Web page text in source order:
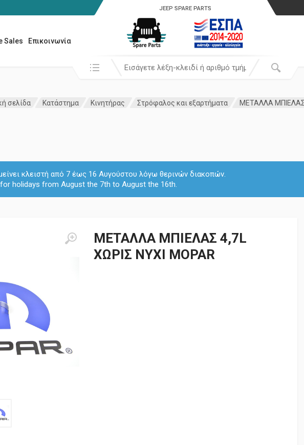
Sales Επικοινωνία
JEEP SPARE PARTS
Αναζήτησή σε:
σελίδα Κατάστημα Κινητήρας Στρόφαλος και εξαρτήματα ΜΕΤΑΛΛΑ ΜΠΙΕΛΑΣ
κλειστή από 7 έως 16 Αυγούστου λόγω θερινών διακοπών.
holidays from August the 7th to August the 16th.
ΜΕΤΑΛΛΑ ΜΠΙΕΛΑΣ 4,7L
ΧΩΡΙΣ ΝΥΧΙ MOPAR